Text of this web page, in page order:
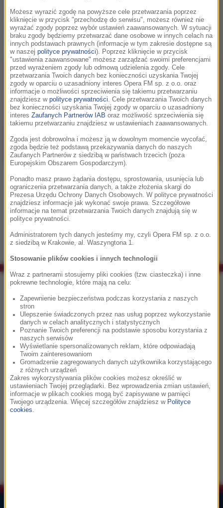
To książka dla tych, którzy czują za dużo i myślą za
bardzo - i zaczynają rozumieć, że wcale nie są z tym
sami.
posłuchaj
Z autorem, Piotrem Białasiewiczem, rozmawia Natalia
Ryba
Co było grane w RMF Classic?
06:22
Mari Samuelsen, Olivia Belli
Sapias
06:27
Meryl Streep
The Winner Takes It All
Możesz wyrazić zgodę na powyższe cele przetwarzania poprzez
kliknięcie w przycisk "przechodzę do serwisu", możesz również nie
wyrażać zgody poprzez wybór ustawień zaawansowanych. W sytuacji
braku zgody będziemy przetwarzać dane osobowe w innych celach na
innych podstawach prawnych (informacje w tym zakresie dostępne są
w naszej polityce prywatności). Poprzez kliknięcie w przycisk
"ustawienia zaawansowane" możesz zarządzać swoimi preferencjami
przed wyrażeniem zgody lub odmową udzielenia zgody. Cele
przetwarzania Twoich danych bez konieczności uzyskania Twojej
zgody w oparciu o uzasadniony interes Opera FM sp. z o.o. oraz
informacje o możliwości sprzeciwienia się takiemu przetwarzaniu
znajdziesz w polityce prywatności . Cele przetwarzania Twoich danych
bez konieczności uzyskania Twojej zgody w oparciu o uzasadniony
interes Zaufanych Partnerów IAB oraz możliwość sprzeciwienia się
takiemu przetwarzaniu znajdziesz w ustawieniach zaawansowanych.
Zgoda jest dobrowolna i możesz ją w dowolnym momencie wycofać,
zgoda będzie też podstawą przekazywania danych do naszych
Zaufanych Partnerów z siedzibą w państwach trzecich (poza
Europejskim Obszarem Gospodarczym).
Ponadto masz prawo żądania dostępu, sprostowania, usunięcia lub
ograniczenia przetwarzania danych, a także złożenia skargi do
Prezesa Urzędu Ochrony Danych Osobowych. W polityce prywatności
znajdziesz informacje jak wykonać swoje prawa. Szczegółowe
informacje na temat przetwarzania Twoich danych znajdują się w
polityce prywatności.
Administratorem tych danych jesteśmy my, czyli Opera FM sp. z o.o.
z siedzibą w Krakowie, al. Waszyngtona 1.
Stosowanie plików cookies i innych technologii
Wraz z partnerami stosujemy pliki cookies (tzw. ciasteczka) i inne
pokrewne technologie, które mają na celu:
Zapewnienie bezpieczeństwa podczas korzystania z naszych
stron
Ulepszenie świadczonych przez nas usług poprzez wykorzystanie
danych w celach analitycznych i statystycznych
Poznanie Twoich preferencji na podstawie sposobu korzystania z
naszych serwisów
Wyświetlanie spersonalizowanych reklam, które odpowiadają
Twoim zainteresowaniom
Gromadzenie zagregowanych danych użytkownika korzystającego
z różnych urządzeń
Zakres wykorzystywania plików cookies możesz określić w
ustawieniach Twojej przeglądarki. Bez wprowadzenia zmian ustawień,
informacje w plikach cookies mogą być zapisywane w pamięci
Twojego urządzenia. Więcej szczegółów znajdziesz w Polityce
cookies